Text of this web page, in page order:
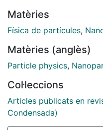
ending in one critical
0 , our simulations are
25 % , at high P and low
dramatic decrease of
the effect is present also
conclude that even a
nanoparticles can
fluctuations, making the
Matèries
Física de partícules,
Matèries (anglès)
Particle physics,
Col·leccions
Articles publicats en
Condensada)